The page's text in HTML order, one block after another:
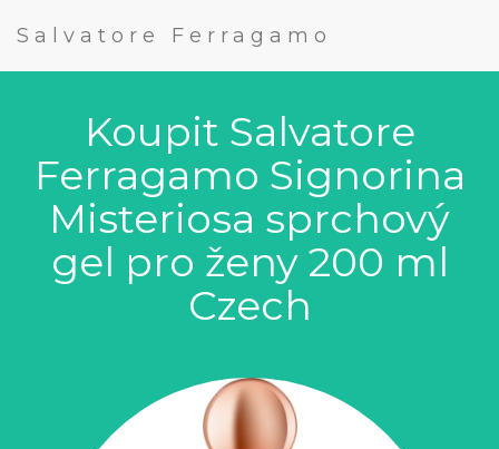
Salvatore Ferragamo
Koupit Salvatore
Ferragamo Signorina
Misteriosa sprchový
gel pro ženy 200 ml
Czech